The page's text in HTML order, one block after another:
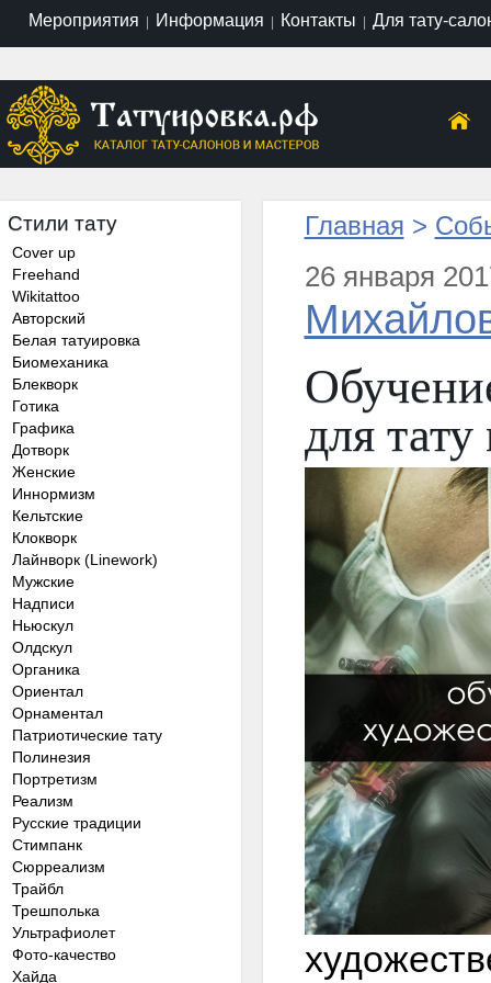
Мероприятия | Информация | Контакты | Для тату-
Главная >
26 января
для
Стили тату
Cover up
Freehand
Wikitattoo
Авторский
Белая татуировка
Биомеханика
Блекворк
Готика
Графика
Дотворк
Женские
Иннормизм
Кельтские
Клокворк
Лайнворк (Linework)
Мужские
Надписи
Ньюскул
Олдскул
Органика
Ориентал
Орнаментал
Патриотические тату
Полинезия
Портретизм
Реализм
Русские традиции
Стимпанк
Сюрреализм
Трайбл
Трешполька
Ультрафиолет
Фото-качество
Хайда